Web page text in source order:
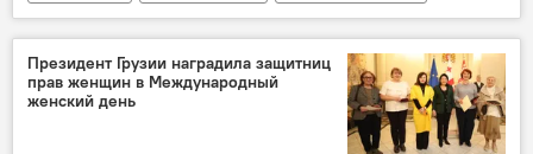
Биткоин
Мир криптовалют: как делать деньги из воздуха
Криптовалюта
Президент Грузии наградила защитниц
прав женщин в Международный
женский день